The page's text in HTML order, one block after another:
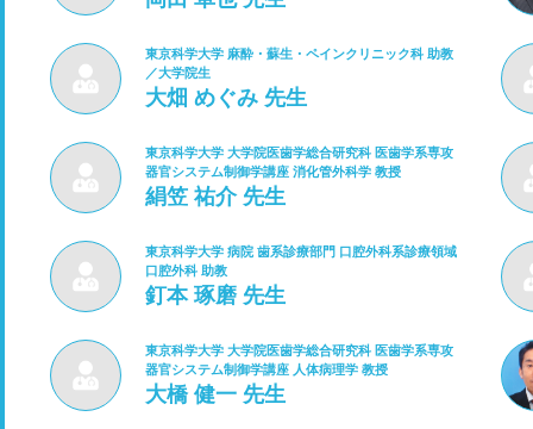
東京科学大学 麻酔・蘇生・ペインクリニック科 助教
／大学院生
大畑 めぐみ 先生
東京科学大学 大学院医歯学総合研究科 医歯学系専攻
器官システム制御学講座 消化管外科学 教授
絹笠 祐介 先生
東京科学大学 病院 歯系診療部門 口腔外科系診療領域
口腔外科 助教
釘本 琢磨 先生
東京科学大学 大学院医歯学総合研究科 医歯学系専攻
器官システム制御学講座 人体病理学 教授
大橋 健一 先生